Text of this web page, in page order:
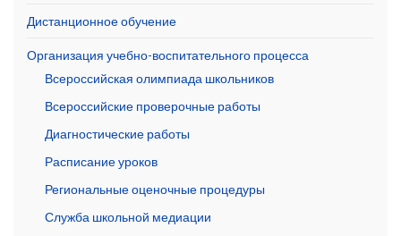
Дистанционное обучение
Организация учебно-воспитательного процесса
Всероссийская олимпиада школьников
Всероссийские проверочные работы
Диагностические работы
Расписание уроков
Региональные оценочные процедуры
Служба школьной медиации